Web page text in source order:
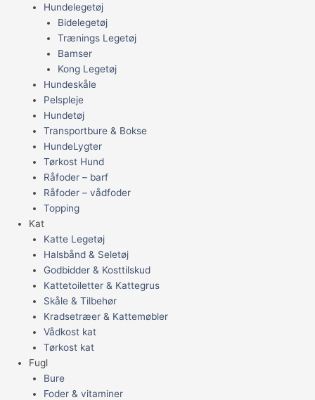
Hundelegetøj
Bidelegetøj
Trænings Legetøj
Bamser
Kong Legetøj
Hundeskåle
Pelspleje
Hundetøj
Transportbure & Bokse
HundeLygter
Tørkost Hund
Råfoder – barf
Råfoder – vådfoder
Topping
Kat
Katte Legetøj
Halsbånd & Seletøj
Godbidder & Kosttilskud
Kattetoiletter & Kattegrus
Skåle & Tilbehør
Kradsetræer & Kattemøbler
Vådkost kat
Tørkost kat
Fugl
Bure
Foder & vitaminer